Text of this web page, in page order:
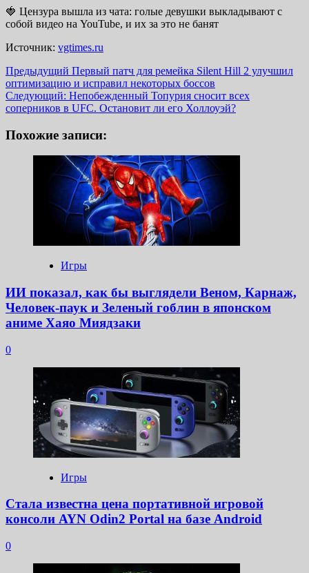
🍓 Цензура вышла из чата: голые девушки выкладывают с
собой видео на YouTube, и их за это не банят
Источник: vgtimes.ru
Навигация
записи
Предыдущий Первый патч для ремейка Silent Hill 2 улучшил
оптимизацию и исправил некоторых боссов
Следующий: Непобежденный Топурия сносит всех
соперников в UFC. Остановит ли его Холлоуэй?
Похожие записи:
Игры
ИИ показал, как бы выглядели Веном, Карнаж,
Человек-паук и Зеленый гоблин в японском
аниме Хаяо Миядзаки
0
Игры
Стала известна цена портативной игровой
консоли AYN Odin2 Portal на базе Android
0